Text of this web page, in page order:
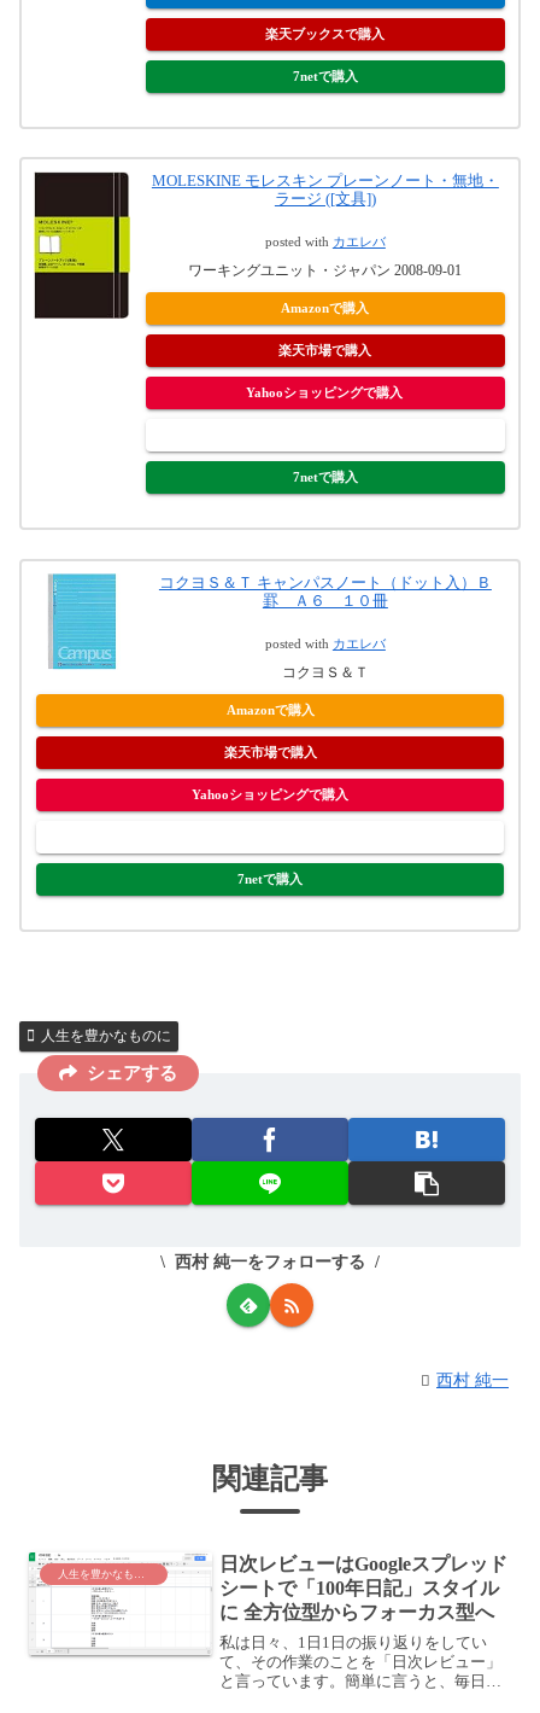
楽天ブックスで購入
7netで購入
MOLESKINE モレスキン プレーンノート・無地・
ラージ ([文具])
posted with カエレバ
ワーキングユニット・ジャパン 2008-09-01
Amazonで購入
楽天市場で購入
Yahooショッピングで購入
7netで購入
コクヨＳ＆Ｔ キャンパスノート（ドット入）Ｂ
罫 Ａ６ １０冊
posted with カエレバ
コクヨＳ＆Ｔ
Amazonで購入
楽天市場で購入
Yahooショッピングで購入
7netで購入
人生を豊かなものに
シェアする
西村 純一をフォローする
西村 純一
関連記事
人生を豊かなものに
日次レビューはGoogleスプレッド
シートで「100年日記」スタイル
に 全方位型からフォーカス型へ
私は日々、1日1日の振り返りをしてい
て、その作業のことを「日次レビュー」
と言っています。簡単に言うと、毎日日